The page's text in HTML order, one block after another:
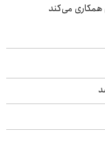
همکاری می‌کند